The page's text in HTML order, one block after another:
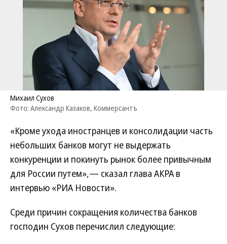
Михаил Сухов
Фото: Александр Казаков, Коммерсантъ
«Кроме ухода иностранцев и консолидации часть
небольших банков могут не выдержать
конкуренции и покинуть рынок более привычным
для России путем»,— сказал глава АКРА в
интервью «РИА Новости».
Среди причин сокращения количества банков
господин Сухов перечислил следующие: